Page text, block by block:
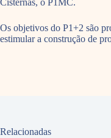
Cisternas, o P1MC.
Os objetivos do P1+2 são
estimular a construção de
Relacionadas